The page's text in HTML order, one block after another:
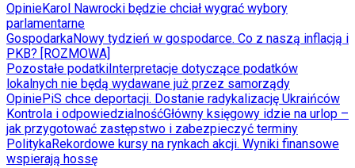
OpinieKarol Nawrocki będzie chciał wygrać wybory
parlamentarne
GospodarkaNowy tydzień w gospodarce. Co z naszą inflacją i
PKB? [ROZMOWA]
Pozostałe podatki Interpretacje dotyczące podatków
lokalnych nie będą wydawane już przez samorządy
OpiniePiS chce deportacji. Dostanie radykalizację Ukraińców
Kontrola i odpowiedzialnośćGłówny księgowy idzie na urlop –
jak przygotować zastępstwo i zabezpieczyć terminy
PolitykaRekordowe kursy na rynkach akcji. Wyniki finansowe
wspierają hossę